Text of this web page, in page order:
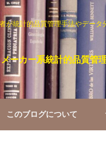
が統計的品質管理手法やデー
メーカー系統計的品質管
このブログについて